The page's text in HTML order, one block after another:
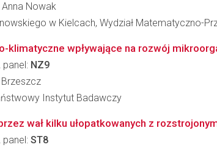
Nowak
w Kielcach, Wydział Matematyczno-
klimatyczne wpływające na rozwój
NZ9
Instytut Badawczy
wał kilku ułopatkowanych z
ST8